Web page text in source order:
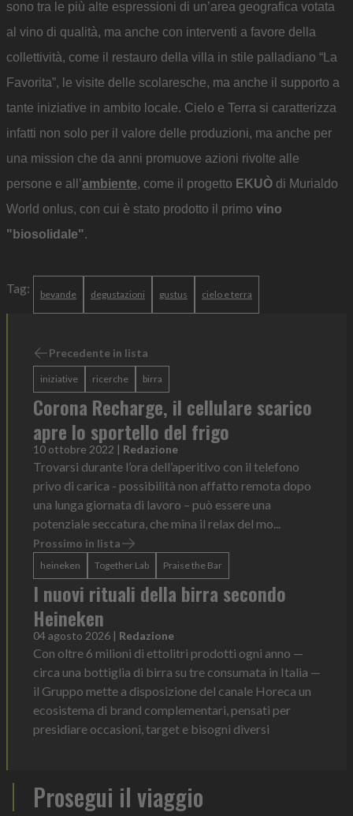
sono tra le più alte espressioni di un’area geografica votata
al vino di qualità, ma anche con interventi a favore della
collettività, come il restauro della villa in stile palladiano “La
Favorita”, le visite delle scolaresche, ma anche il supporto a
tante iniziative in ambito locale. Cielo e Terra si caratterizza
infatti non solo per il valore delle produzioni, ma anche per
una mission che da anni promuove azioni rivolte alle
persone e all’ambiente, come il progetto EKUÒ di Murialdo
World onlus, con cui è stato prodotto il primo vino
"biosolidale".
Tag: bevande degustazioni gustus cielo e terra
Precedente in lista
iniziative ricerche birra
Corona Recharge, il cellulare scarico
apre lo sportello del frigo
10 ottobre 2022 | Redazione
Trovarsi durante l’ora dell’aperitivo con il telefono
privo di carica - possibilità non affatto remota dopo
una lunga giornata di lavoro – può essere una
potenziale seccatura, che mina il relax del mo...
Prossimo in lista
heineken Together Lab Praise the Bar
I nuovi rituali della birra secondo
Heineken
04 agosto 2026 | Redazione
Con oltre 6 milioni di ettolitri prodotti ogni anno —
circa una bottiglia di birra su tre consumata in Italia —
il Gruppo mette a disposizione del canale Horeca un
ecosistema di brand complementari, pensati per
presidiare occasioni, target e bisogni diversi
Prosegui il viaggio